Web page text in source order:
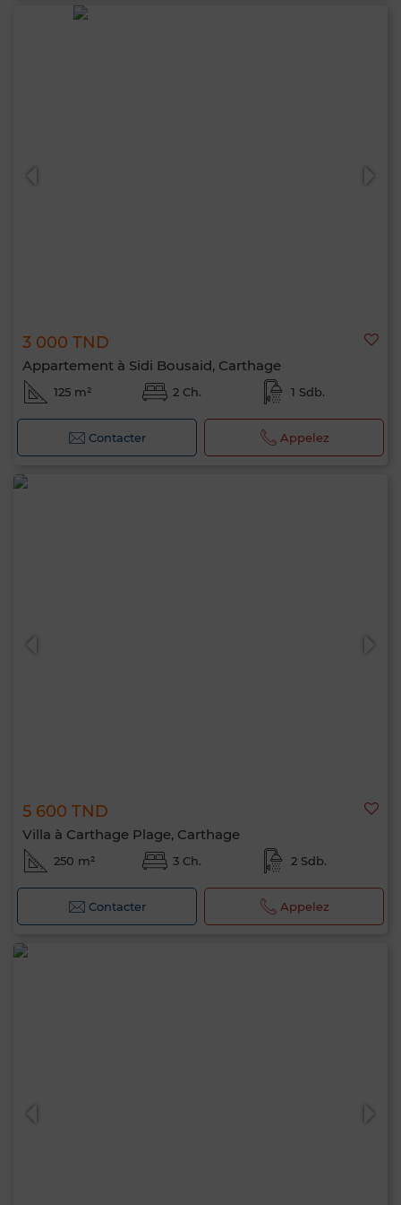
3 000 TND
Appartement à Sidi Bousaid, Carthage
125 m² 2 Ch. 1 Sdb.
Contacter Appelez
5 600 TND
Villa à Carthage Plage, Carthage
250 m² 3 Ch. 2 Sdb.
Contacter Appelez